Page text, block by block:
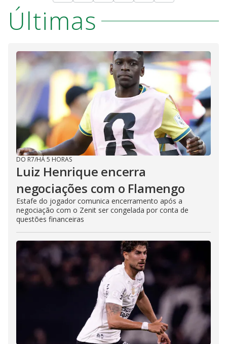
Últimas
DO R7/HÁ 5 HORAS
Luiz Henrique encerra
negociações com o Flamengo
Estafe do jogador comunica encerramento após a
negociação com o Zenit ser congelada por conta de
questões financeiras